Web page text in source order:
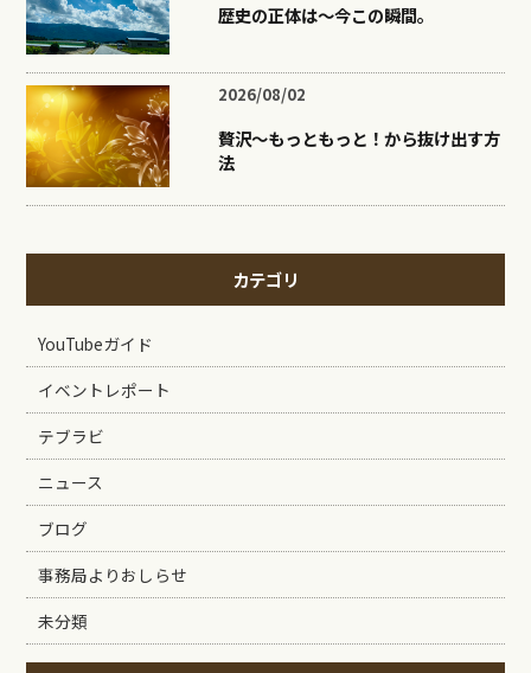
歴史の正体は〜今この瞬間。
2026/08/02
贅沢〜もっともっと！から抜け出す方
法
カテゴリ
YouTubeガイド
イベントレポート
テブラビ
ニュース
ブログ
事務局よりおしらせ
未分類